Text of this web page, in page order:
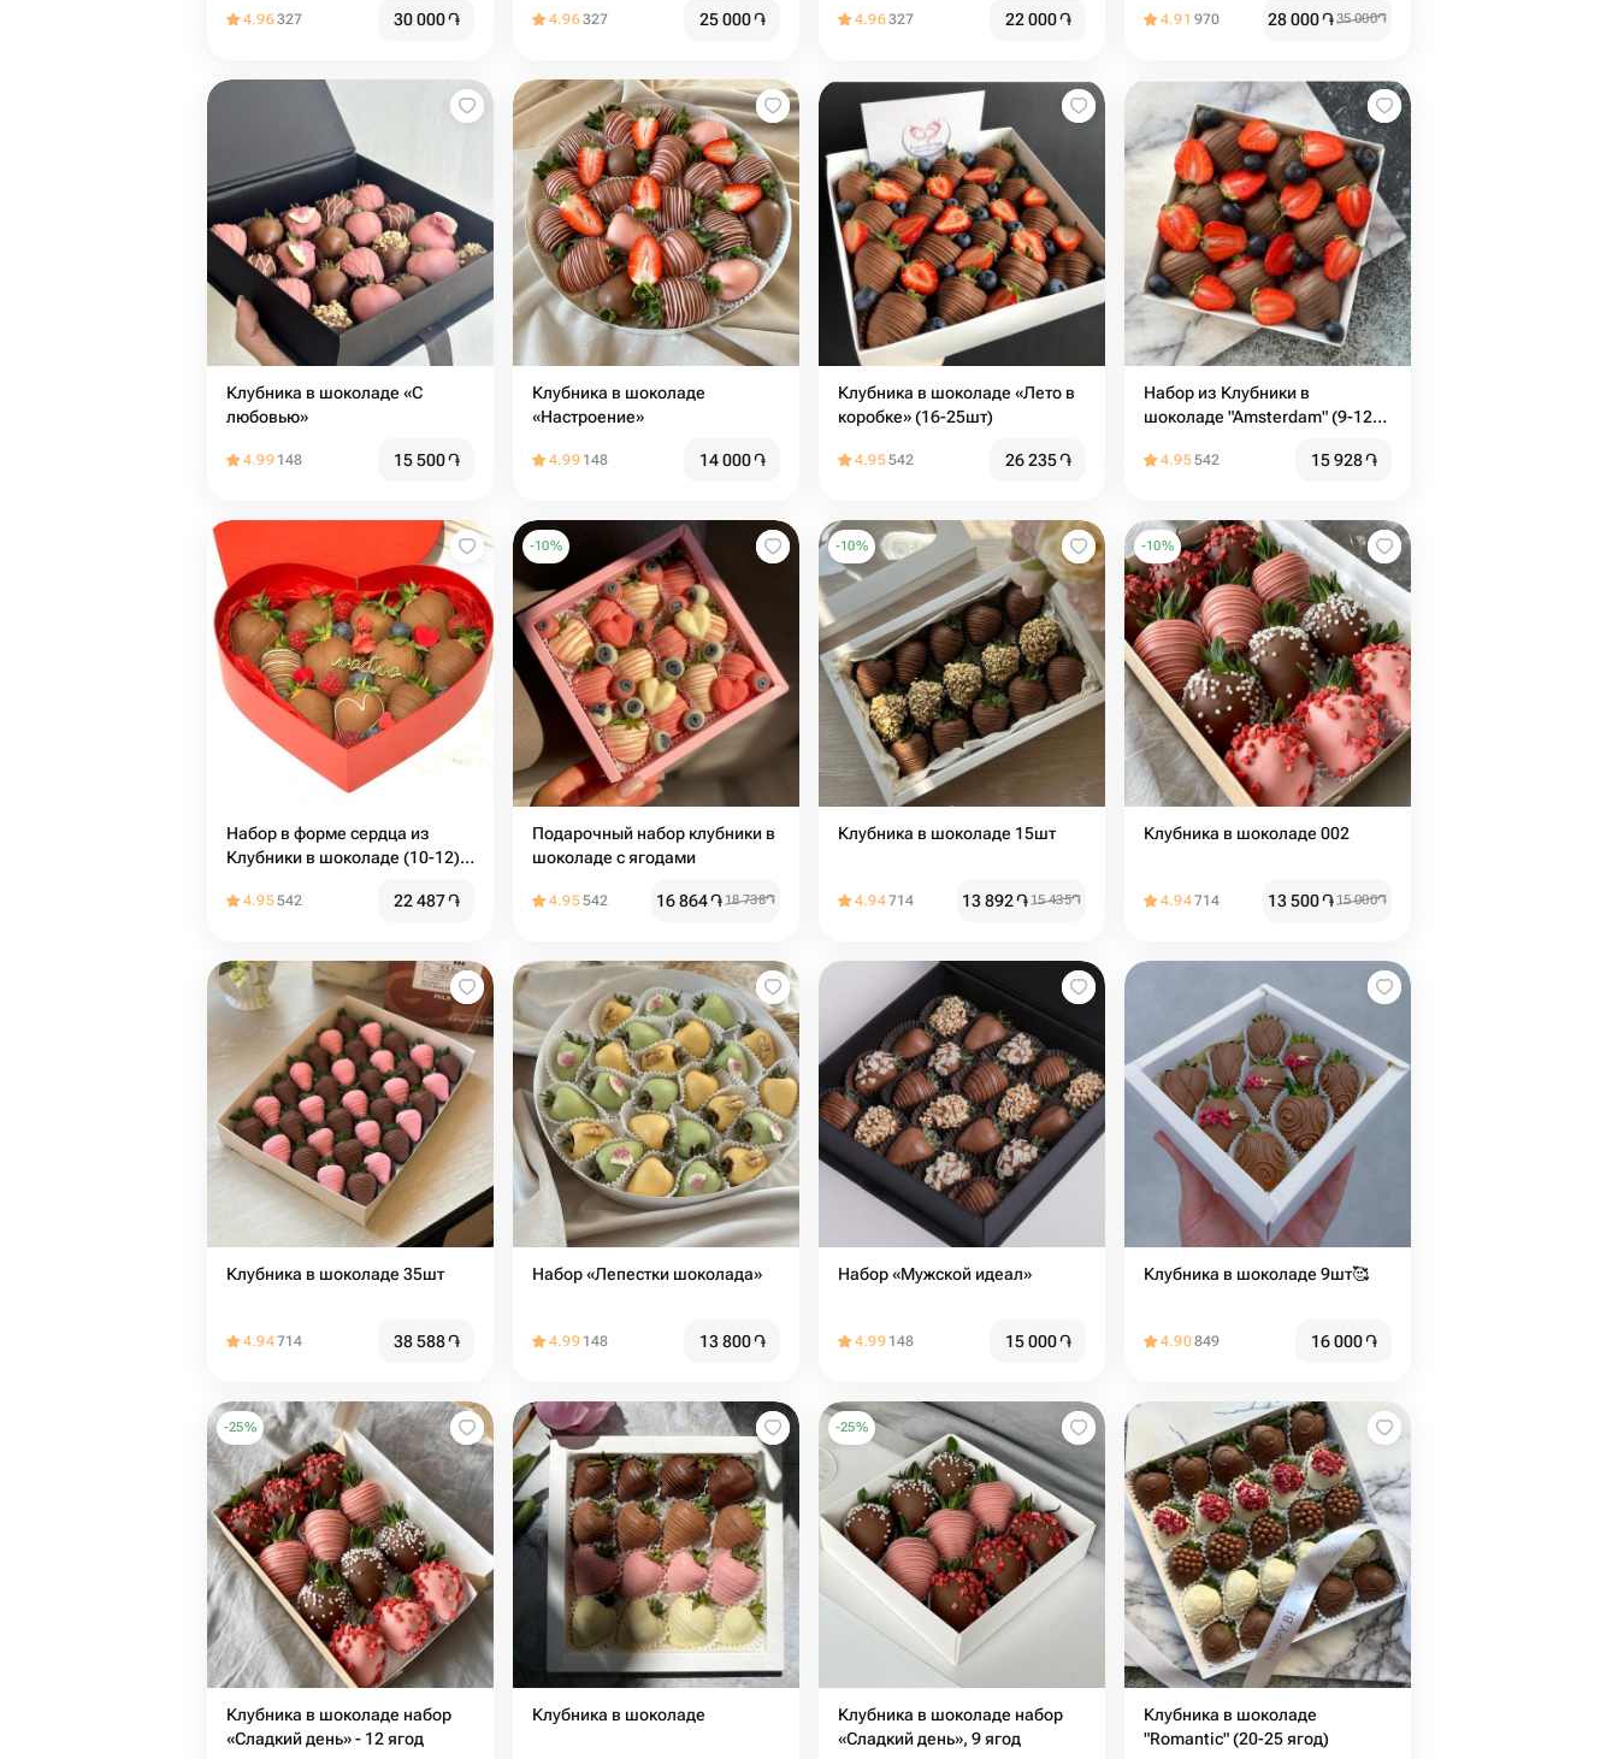
4.96327 30 000֏ 4.96327 25 000֏ 4.96327 22 000֏ 4.91 970 28 000֏35 000֏
Клубника в шоколаде «С
любовью»
4.99 148 15 500֏
Клубника в шоколаде
«Настроение»
4.99 148 14 000֏
Клубника в шоколаде «Лето в
коробке» (16-25шт)
4.95542 26 235֏
Набор из Клубники в
шоколаде "Amsterdam" (9-12
4.95542 15 928֏
Набор в форме сердца из
Клубники в шоколаде (10-12)
4.95542 22 487֏
-10%
Подарочный набор клубники в
шоколаде с ягодами
4.95542 16 864֏18 738֏
-10%
Клубника в шоколаде 15шт
4.94714 13 892֏15 435֏
-10%
Клубника в шоколаде 002
4.94714 13 500֏15 000֏
Клубника в шоколаде 35шт
4.94714 38 588֏
Набор «Лепестки шоколада»
4.99 148 13 800֏
Набор «Мужской идеал»
4.99 148 15 000֏
Клубника в шоколаде 9шт🥰
4.90849 16 000֏
-25%
Клубника в шоколаде набор
«Сладкий день» - 12 ягод
Клубника в шоколаде
-25%
Клубника в шоколаде набор
«Сладкий день», 9 ягод
Клубника в шоколаде
"Romantic" (20-25 ягод)